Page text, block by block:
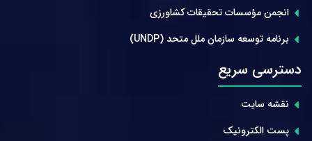
انجمن مؤسسات تحقیقات کشاورزی
برنامه توسعه سازمان ملل متحد (UNDP)
دسترسی سریع
نقشه سایت
پست الکترونیک